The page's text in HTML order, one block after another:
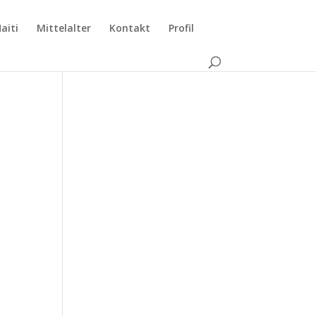
Mittelalter Kontakt Profil